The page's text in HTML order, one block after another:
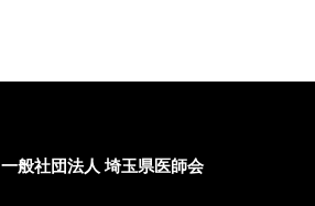
一般社団法人 埼玉県医師会